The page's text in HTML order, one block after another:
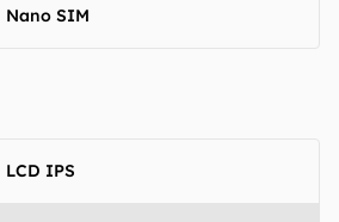
Nano SIM
LCD IPS